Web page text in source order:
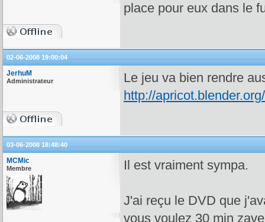
place pour eux dans le
02-06-2008 19:00:04
JerhuM
Administrateur
Le jeu va bien rendre
http://apricot.blender.org/
03-06-2008 18:48:40
MCMic
Membre Il est vraiment sympa.
J'ai reçu le DVD que
vous voulez 30 min